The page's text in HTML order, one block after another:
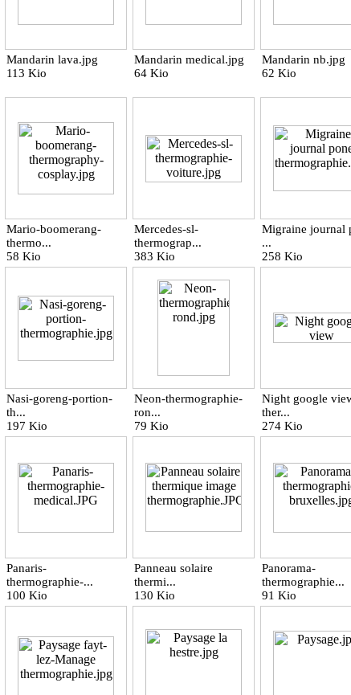
Mandarin lava.jpg
113 Kio
Mandarin medical.jpg
64 Kio
Mandarin nb.jpg
62 Kio
Mario-boomerang-
thermo...
58 Kio
Mercedes-sl-
thermograp...
383 Kio
Migraine journal
...
258 Kio
Nasi-goreng-portion-
th...
197 Kio
Neon-thermographie-
ron...
79 Kio
Night google
ther...
274 Kio
Panaris-
thermographie-...
100 Kio
Panneau solaire
thermi...
130 Kio
Panorama-
thermographie...
91 Kio